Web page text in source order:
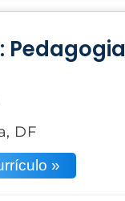
Pedagogia
DF
»